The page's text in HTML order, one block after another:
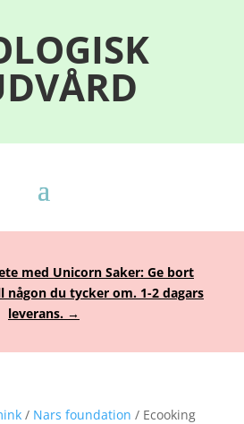
med Unicorn Saker: Ge bort
du tycker om. 1-2 dagars
leverans. →
/ Nars foundation / Ecooking